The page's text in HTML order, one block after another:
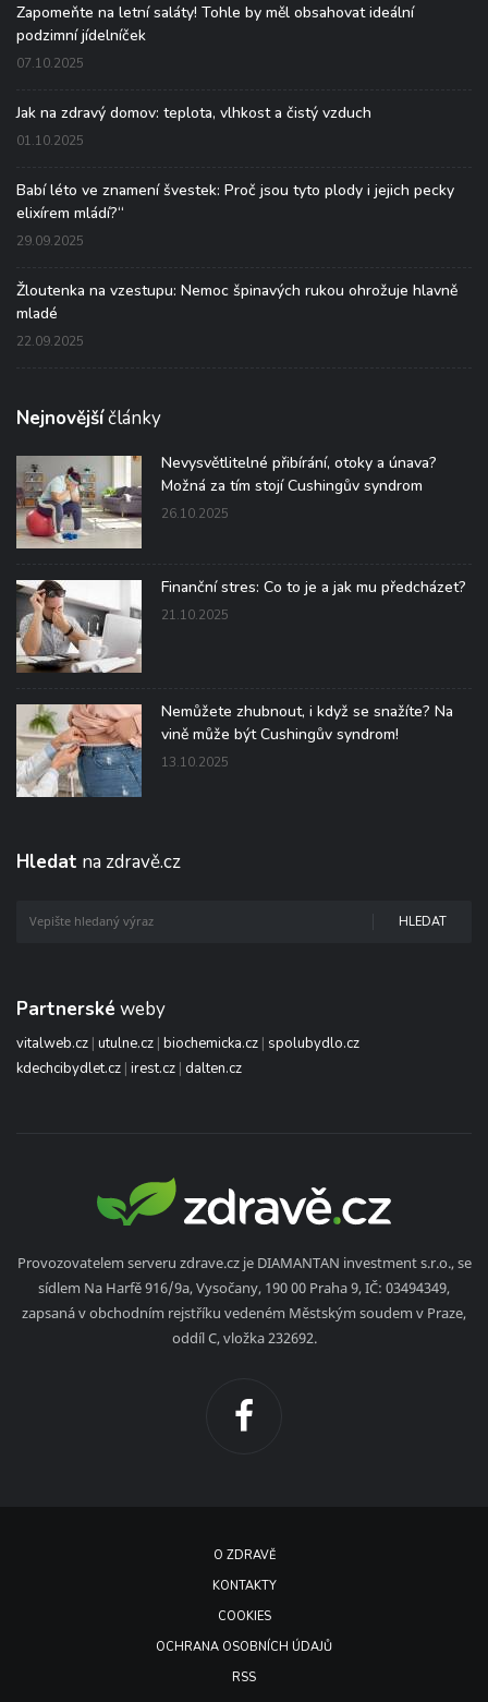
Zapomeňte na letní saláty! Tohle by měl obsahovat ideální
podzimní jídelníček
07.10.2025
Jak na zdravý domov: teplota, vlhkost a čistý vzduch
01.10.2025
Babí léto ve znamení švestek: Proč jsou tyto plody i jejich pecky
elixírem mládí?“
29.09.2025
Žloutenka na vzestupu: Nemoc špinavých rukou ohrožuje hlavně
mladé
22.09.2025
Nejnovějšíčlánky
Nevysvětlitelné přibírání, otoky a únava?
Možná za tím stojí Cushingův syndrom
26.10.2025
Finanční stres: Co to je a jak mu předcházet?
21.10.2025
Nemůžete zhubnout, i když se snažíte? Na
vině může být Cushingův syndrom!
13.10.2025
Hledat na zdravě.cz
HLEDAT
Partnerské weby
vitalweb.cz | utulne.cz | biochemicka.cz | spolubydlo.cz
kdechcibydlet.cz | irest.cz | dalten.cz
Provozovatelem serveru zdrave.cz je DIAMANTAN investment s.r.o., se
sídlem Na Harfě 916/9a, Vysočany, 190 00 Praha 9, IČ: 03494349,
zapsaná v obchodním rejstříku vedeném Městským soudem v Praze,
oddíl C, vložka 232692.
O ZDRAVĚ
KONTAKTY
COOKIES
OCHRANA OSOBNÍCH ÚDAJŮ
RSS